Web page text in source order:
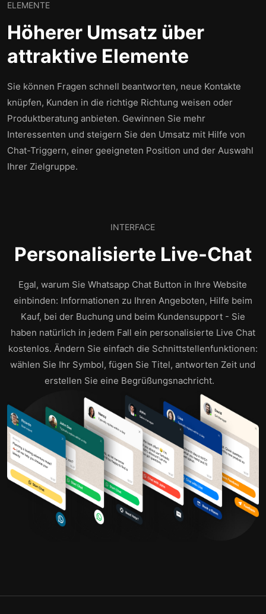
ELEMENTE
Höherer Umsatz über
attraktive Elemente
Sie können Fragen schnell beantworten, neue Kontakte
knüpfen, Kunden in die richtige Richtung weisen oder
Produktberatung anbieten. Gewinnen Sie mehr
Interessenten und steigern Sie den Umsatz mit Hilfe von
Chat-Triggern, einer geeigneten Position und der Auswahl
Ihrer Zielgruppe.
INTERFACE
Personalisierte Live-Chat
Egal, warum Sie Whatsapp Chat Button in Ihre Website
einbinden: Informationen zu Ihren Angeboten, Hilfe beim
Kauf, bei der Buchung und beim Kundensupport - Sie
haben natürlich in jedem Fall ein personalisierte Live Chat
kostenlos. Ändern Sie einfach die Schnittstellenfunktionen:
wählen Sie Ihr Symbol, fügen Sie Titel, antworten Zeit und
erstellen Sie eine Begrüßungsnachricht.